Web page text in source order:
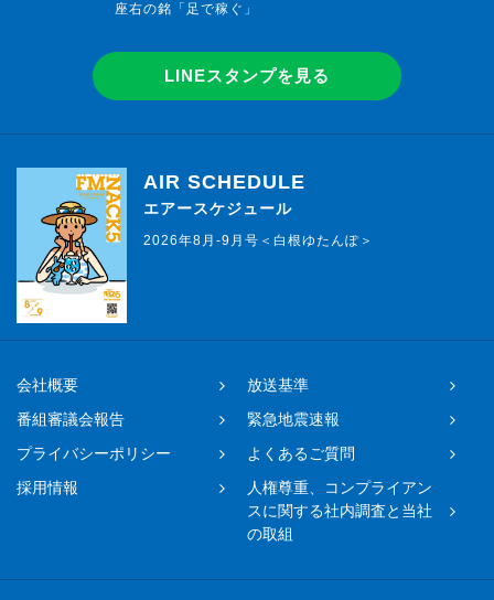
座右の銘「足で稼ぐ」
LINEスタンプを見る
AIR SCHEDULE
エアースケジュール
2026年8月-9月号＜白根ゆたんぽ＞
会社概要
放送基準
番組審議会報告
緊急地震速報
プライバシーポリシー
よくあるご質問
採用情報
人権尊重、コンプライアン
スに関する社内調査と当社
の取組